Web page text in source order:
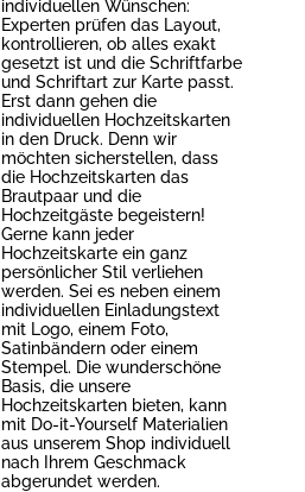
individuellen Wünschen:
Experten prüfen das Layout,
kontrollieren, ob alles exakt
gesetzt ist und die Schriftfarbe
und Schriftart zur Karte passt.
Erst dann gehen die
individuellen Hochzeitskarten
in den Druck. Denn wir
möchten sicherstellen, dass
die Hochzeitskarten das
Brautpaar und die
Hochzeitgäste begeistern!
Gerne kann jeder
Hochzeitskarte ein ganz
persönlicher Stil verliehen
werden. Sei es neben einem
individuellen Einladungstext
mit Logo, einem Foto,
Satinbändern oder einem
Stempel. Die wunderschöne
Basis, die unsere
Hochzeitskarten bieten, kann
mit Do-it-Yourself Materialien
aus unserem Shop individuell
nach Ihrem Geschmack
abgerundet werden.